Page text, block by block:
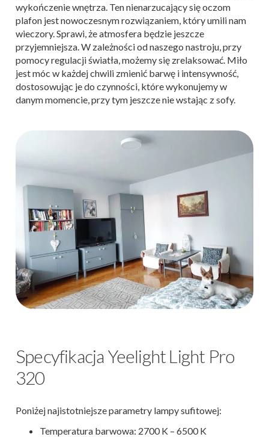
wykończenie wnętrza. Ten nienarzucający się oczom
plafon jest nowoczesnym rozwiązaniem, który umili nam
wieczory. Sprawi, że atmosfera będzie jeszcze
przyjemniejsza. W zależności od naszego nastroju, przy
pomocy regulacji światła, możemy się zrelaksować. Miło
jest móc w każdej chwili zmienić barwę i intensywność,
dostosowując je do czynności, które wykonujemy w
danym momencie, przy tym jeszcze nie wstając z sofy.
Specyfikacja Yeelight Light Pro
320
Poniżej najistotniejsze parametry lampy sufitowej:
Temperatura barwowa: 2700 K – 6500 K